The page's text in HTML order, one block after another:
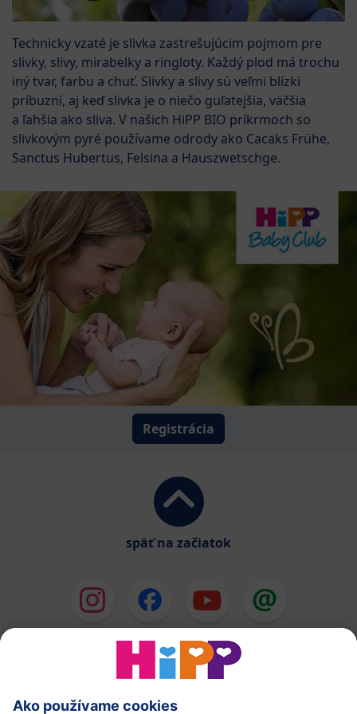
Technicky vzaté je slivka zastrešujúcim pojmom pre
slivky, slivy, mirabelky a ringloty. Každý plod má trochu
iný tvar, farbu a chuť. Slivky a slivy sú veľmi blízki
príbuzní, aj keď slivka je o niečo guľatejšia, väčšia
a ľahšia ako sliva. V našich HiPP BIO príkrmoch so
slivkovým pyré používame odrody ako Cacaks Frühe,
Sanctus Hubertus, Felsina a Hauszwetschge.
Registrácia
späť na začiatok
HiPP Mlieka
HiPP Príkrmy